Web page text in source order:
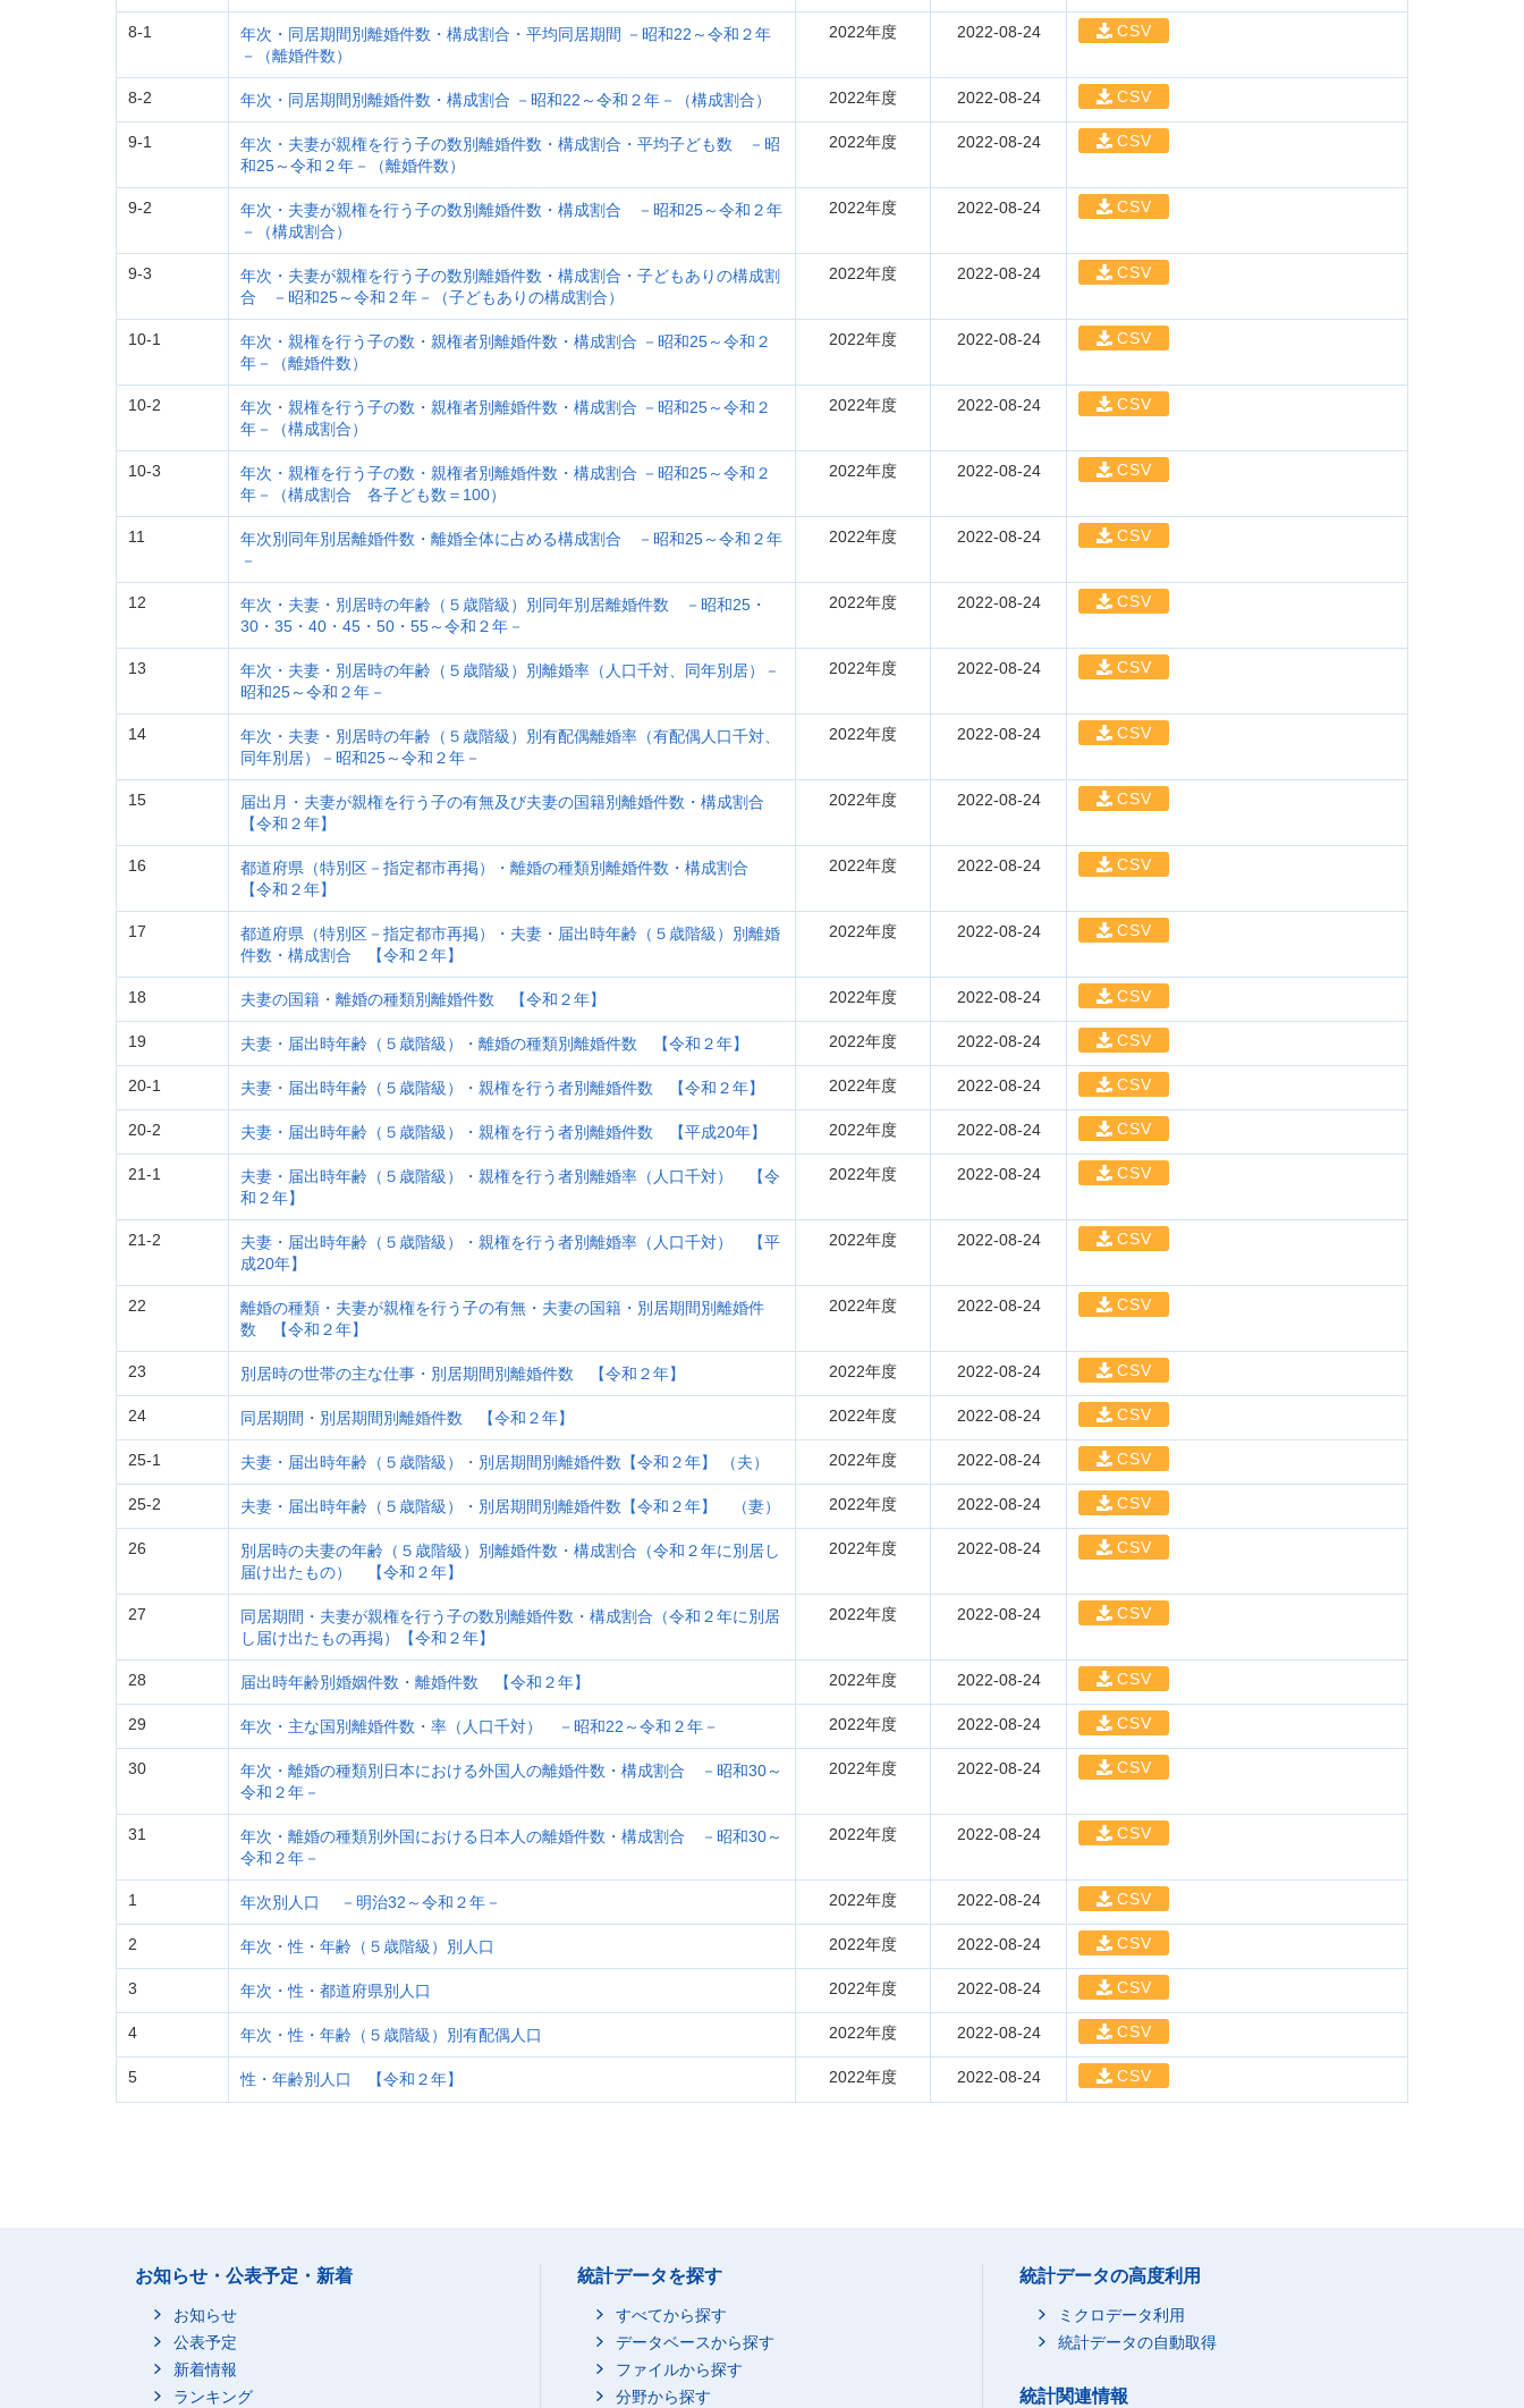
8-1
年次・同居期間別離婚件数・構成割合・平均同居期間 －昭和22～令和２年
－（離婚件数）
2022年度 2022-08-24 CSV
8-2 年次・同居期間別離婚件数・構成割合 －昭和22～令和２年－（構成割合） 2022年度 2022-08-24 CSV
9-1
年次・夫妻が親権を行う子の数別離婚件数・構成割合・平均子ども数 －昭
和25～令和２年－（離婚件数）
2022年度 2022-08-24 CSV
9-2
年次・夫妻が親権を行う子の数別離婚件数・構成割合 －昭和25～令和２年
－（構成割合）
2022年度 2022-08-24 CSV
9-3
年次・夫妻が親権を行う子の数別離婚件数・構成割合・子どもありの構成割
合 －昭和25～令和２年－（子どもありの構成割合）
2022年度 2022-08-24 CSV
10-1
年次・親権を行う子の数・親権者別離婚件数・構成割合 －昭和25～令和２
年－（離婚件数）
2022年度 2022-08-24 CSV
10-2
年次・親権を行う子の数・親権者別離婚件数・構成割合 －昭和25～令和２
年－（構成割合）
2022年度 2022-08-24 CSV
10-3
年次・親権を行う子の数・親権者別離婚件数・構成割合 －昭和25～令和２
年－（構成割合 各子ども数＝100）
2022年度 2022-08-24 CSV
11
年次別同年別居離婚件数・離婚全体に占める構成割合 －昭和25～令和２年
－
2022年度 2022-08-24 CSV
12
年次・夫妻・別居時の年齢（５歳階級）別同年別居離婚件数 －昭和25・
30・35・40・45・50・55～令和２年－
2022年度 2022-08-24 CSV
13
年次・夫妻・別居時の年齢（５歳階級）別離婚率（人口千対、同年別居）－
昭和25～令和２年－
2022年度 2022-08-24 CSV
14
年次・夫妻・別居時の年齢（５歳階級）別有配偶離婚率（有配偶人口千対、
同年別居）－昭和25～令和２年－
2022年度 2022-08-24 CSV
15
届出月・夫妻が親権を行う子の有無及び夫妻の国籍別離婚件数・構成割合
【令和２年】
2022年度 2022-08-24 CSV
16
都道府県（特別区－指定都市再掲）・離婚の種類別離婚件数・構成割合
【令和２年】
2022年度 2022-08-24 CSV
17
都道府県（特別区－指定都市再掲）・夫妻・届出時年齢（５歳階級）別離婚
件数・構成割合 【令和２年】
2022年度 2022-08-24 CSV
18 夫妻の国籍・離婚の種類別離婚件数 【令和２年】 2022年度 2022-08-24 CSV
19 夫妻・届出時年齢（５歳階級）・離婚の種類別離婚件数 【令和２年】 2022年度 2022-08-24 CSV
20-1 夫妻・届出時年齢（５歳階級）・親権を行う者別離婚件数 【令和２年】 2022年度 2022-08-24 CSV
20-2 夫妻・届出時年齢（５歳階級）・親権を行う者別離婚件数 【平成20年】 2022年度 2022-08-24 CSV
21-1
夫妻・届出時年齢（５歳階級）・親権を行う者別離婚率（人口千対） 【令
和２年】
2022年度 2022-08-24 CSV
21-2
夫妻・届出時年齢（５歳階級）・親権を行う者別離婚率（人口千対） 【平
成20年】
2022年度 2022-08-24 CSV
22
離婚の種類・夫妻が親権を行う子の有無・夫妻の国籍・別居期間別離婚件
数 【令和２年】
2022年度 2022-08-24 CSV
23 別居時の世帯の主な仕事・別居期間別離婚件数 【令和２年】 2022年度 2022-08-24 CSV
24 同居期間・別居期間別離婚件数 【令和２年】 2022年度 2022-08-24 CSV
25-1 夫妻・届出時年齢（５歳階級）・別居期間別離婚件数【令和２年】 （夫） 2022年度 2022-08-24 CSV
25-2 夫妻・届出時年齢（５歳階級）・別居期間別離婚件数【令和２年】 （妻） 2022年度 2022-08-24 CSV
26
別居時の夫妻の年齢（５歳階級）別離婚件数・構成割合（令和２年に別居し
届け出たもの） 【令和２年】
2022年度 2022-08-24 CSV
27
同居期間・夫妻が親権を行う子の数別離婚件数・構成割合（令和２年に別居
し届け出たもの再掲）【令和２年】
2022年度 2022-08-24 CSV
28 届出時年齢別婚姻件数・離婚件数 【令和２年】 2022年度 2022-08-24 CSV
29 年次・主な国別離婚件数・率（人口千対） －昭和22～令和２年－ 2022年度 2022-08-24 CSV
30
年次・離婚の種類別日本における外国人の離婚件数・構成割合 －昭和30～
令和２年－
2022年度 2022-08-24 CSV
31
年次・離婚の種類別外国における日本人の離婚件数・構成割合 －昭和30～
令和２年－
2022年度 2022-08-24 CSV
1 年次別人口 －明治32～令和２年－ 2022年度 2022-08-24 CSV
2 年次・性・年齢（５歳階級）別人口 2022年度 2022-08-24 CSV
3 年次・性・都道府県別人口 2022年度 2022-08-24 CSV
4 年次・性・年齢（５歳階級）別有配偶人口 2022年度 2022-08-24 CSV
5 性・年齢別人口 【令和２年】 2022年度 2022-08-24 CSV
お知らせ・公表予定・新着
お知らせ
公表予定
新着情報
ランキング
統計データを探す
すべてから探す
データベースから探す
ファイルから探す
分野から探す
統計データの高度利用
ミクロデータ利用
統計データの自動取得
統計関連情報